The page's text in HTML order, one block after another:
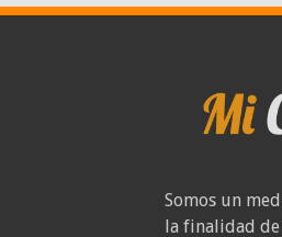
Somos un
la finalidad